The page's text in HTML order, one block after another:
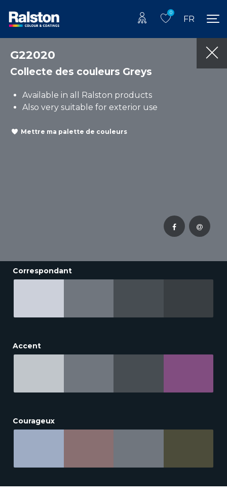
0
FR
G22020
Collecte des couleurs Greys
Available in all Ralston products
Also very suitable for exterior use
Mettre ma palette de couleurs
Correspondant
Accent
Courageux